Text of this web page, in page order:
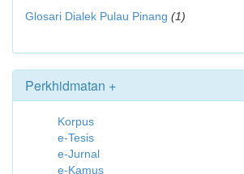
Glosari Dialek Pulau Pinang (1)
Perkhidmatan +
Korpus
e-Tesis
e-Jurnal
e-Kamus